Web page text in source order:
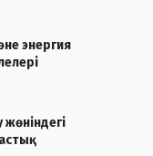
энергия